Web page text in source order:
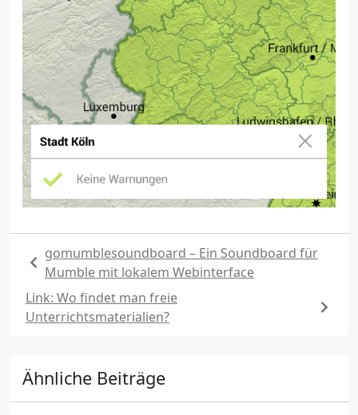
gomumblesoundboard – Ein Soundboard für
Mumble mit lokalem Webinterface
Link: Wo findet man freie
Unterrichtsmaterialien?
Ähnliche Beiträge